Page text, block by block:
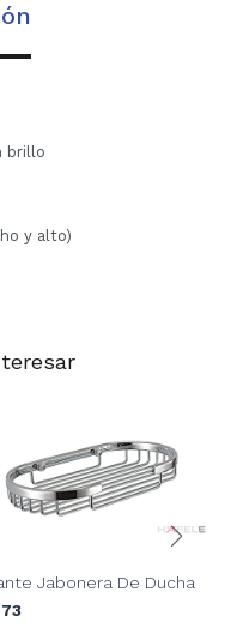
brillo
y alto)
Jabonera De Ducha
73